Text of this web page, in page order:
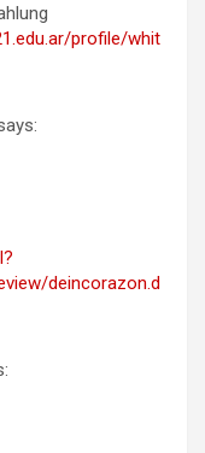
profile/whit
deincorazon.d